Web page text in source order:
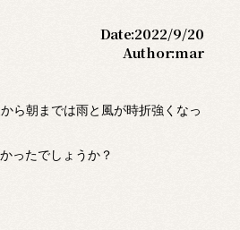
Date:2022/9/20
Author:mar
ら朝までは雨と風が時折強くなっ
ったでしょうか？